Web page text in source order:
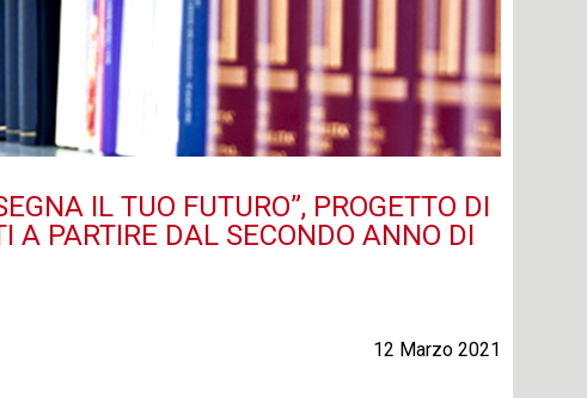
IL TUO FUTURO”, PROGETTO DI
A PARTIRE DAL SECONDO ANNO DI
12 Marzo 2021